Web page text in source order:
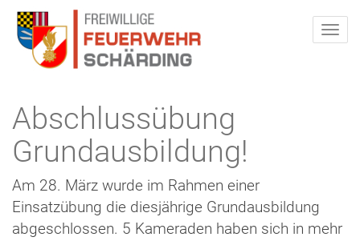
Abschlussübung
Grundausbildung!
Am 28. März wurde im Rahmen einer
Einsatzübung die diesjährige Grundausbildung
abgeschlossen. 5 Kameraden haben sich in mehr